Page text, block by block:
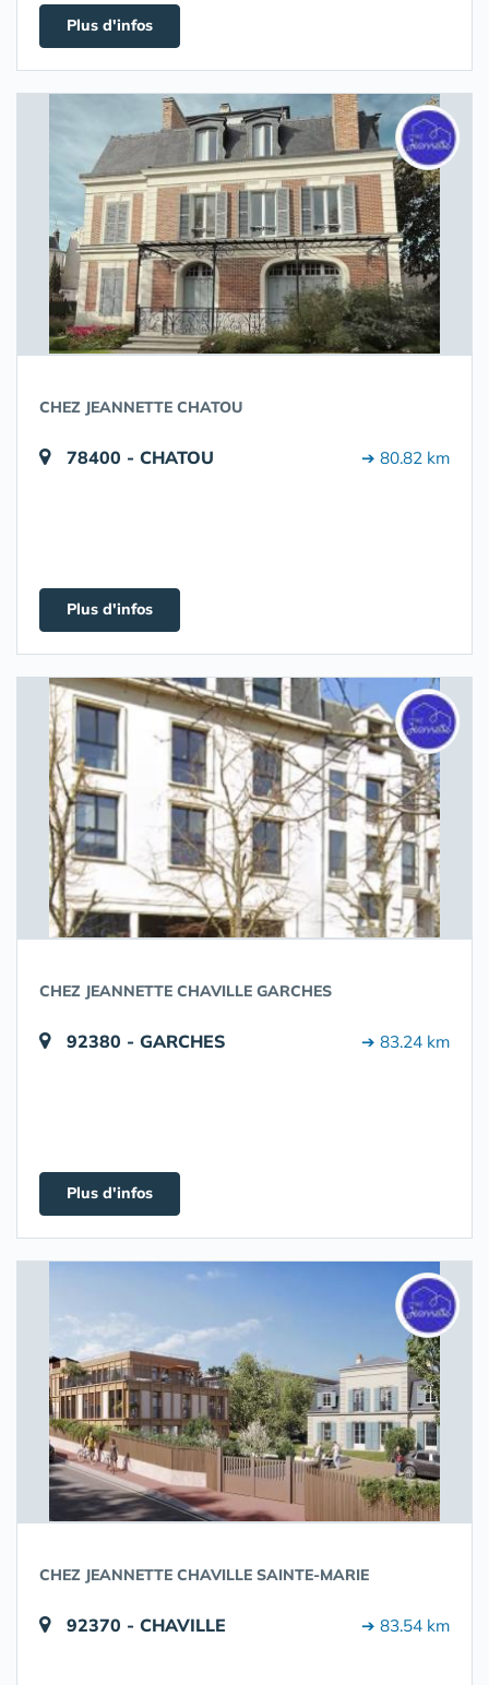
Plus d'infos
CHEZ JEANNETTE CHATOU
78400 - CHATOU ➔ 80.82 km
Plus d'infos
CHEZ JEANNETTE CHAVILLE GARCHES
92380 - GARCHES ➔ 83.24 km
Plus d'infos
CHEZ JEANNETTE CHAVILLE SAINTE-MARIE
92370 - CHAVILLE ➔ 83.54 km